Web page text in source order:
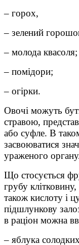
– горох,
– зелений
– молода квасоля;
– помідори;
– огірки.
Овочі можуть
стравою,
або суфле. В
засвоюватися
ураженого
Що стосується
грубу
також кислоту і
підшлункову
в раціон можна
– яблука